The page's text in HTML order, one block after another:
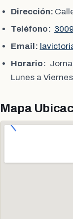
Dirección:
Teléfono:
Email:
Horario:
Lunes a
Mapa